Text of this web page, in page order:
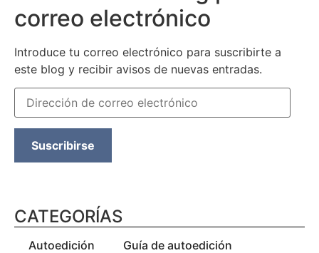
correo electrónico
Introduce tu correo electrónico para suscribirte a
este blog y recibir avisos de nuevas entradas.
Suscribirse
CATEGORÍAS
Autoedición Guía de autoedición